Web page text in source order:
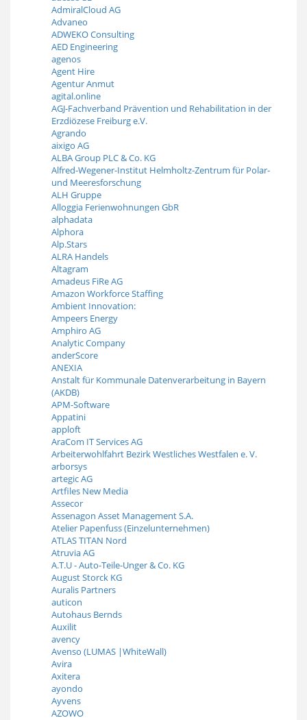
AdmiralCloud AG
Advaneo
ADWEKO Consulting
AED Engineering
agenos
Agent Hire
Agentur Anmut
agital.online
AGJ-Fachverband Prävention und Rehabilitation in der
Erzdiözese Freiburg e.V.
Agrando
aixigo AG
ALBA Group PLC & Co. KG
Alfred-Wegener-Institut Helmholtz-Zentrum für Polar-
und Meeresforschung
ALH Gruppe
Alloggia Ferienwohnungen GbR
alphadata
Alphora
Alp.Stars
ALRA Handels
Altagram
Amadeus FiRe AG
Amazon Workforce Staffing
Ambient Innovation:
Ampeers Energy
Amphiro AG
Analytic Company
anderScore
ANEXIA
Anstalt für Kommunale Datenverarbeitung in Bayern
(AKDB)
APM-Software
Appatini
apploft
AraCom IT Services AG
Arbeiterwohlfahrt Bezirk Westliches Westfalen e. V.
arborsys
artegic AG
Artfiles New Media
Assecor
Assenagon Asset Management S.A.
Atelier Papenfuss (Einzelunternehmen)
ATLAS TITAN Nord
Atruvia AG
A.T.U - Auto-Teile-Unger & Co. KG
August Storck KG
Auralis Partners
auticon
Autohaus Bernds
Auxilit
avency
Avenso (LUMAS |WhiteWall)
Avira
Axitera
ayondo
Ayvens
AZOWO